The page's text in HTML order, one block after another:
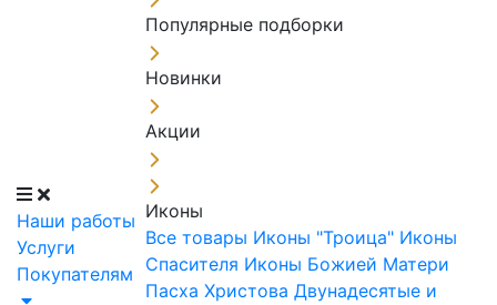
Наши работы
Услуги
Покупателям
Популярные подборки
Новинки
Акции
Иконы
Все товары Иконы "Троица" Иконы
Спасителя Иконы Божией Матери
Пасха Христова Двунадесятые и